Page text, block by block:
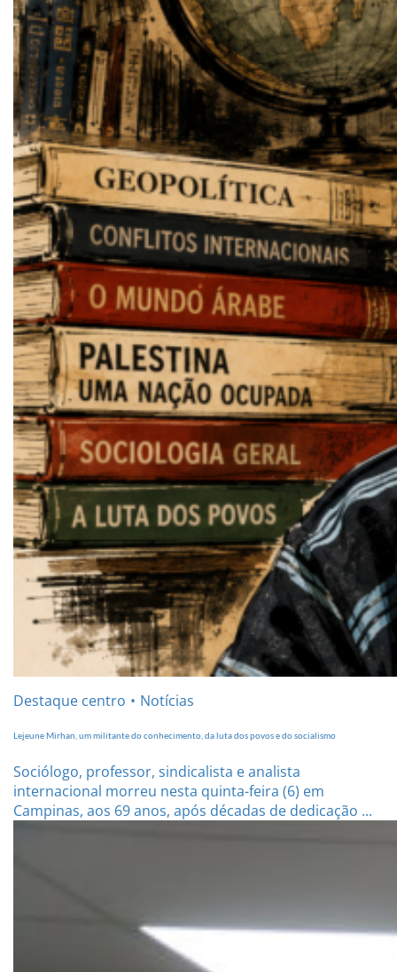
Destaque centro Notícias
Lejeune Mirhan, um militante do conhecimento, da luta dos povos e do socialismo
Sociólogo, professor, sindicalista e analista
internacional morreu nesta quinta-feira (6) em
Campinas, aos 69 anos, após décadas de dedicação ...